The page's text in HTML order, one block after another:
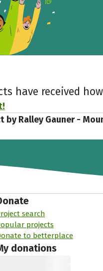
have received
Ralley Gauner -
search
projects
to betterplace
donations